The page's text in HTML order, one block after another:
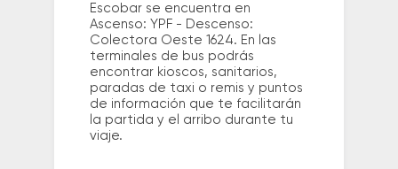
Escobar se encuentra en
Ascenso: YPF - Descenso:
Colectora Oeste 1624. En las
terminales de bus podrás
encontrar kioscos, sanitarios,
paradas de taxi o remis y puntos
de información que te facilitarán
la partida y el arribo durante tu
viaje.